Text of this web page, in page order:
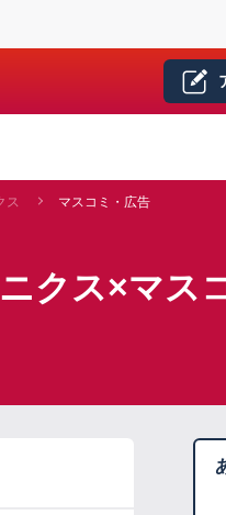
ス マスコミ・広告
クス×マス